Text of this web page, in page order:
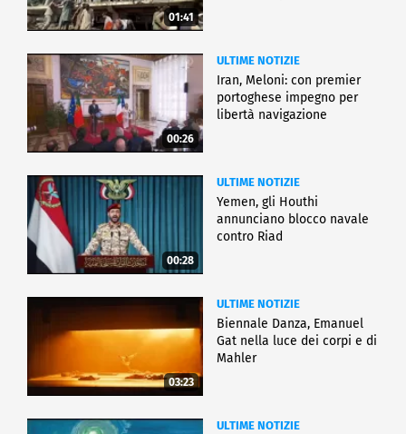
01:41
00:26
ULTIME NOTIZIE
Iran, Meloni: con premier
portoghese impegno per
libertà navigazione
00:28
ULTIME NOTIZIE
Yemen, gli Houthi
annunciano blocco navale
contro Riad
03:23
ULTIME NOTIZIE
Biennale Danza, Emanuel
Gat nella luce dei corpi e di
Mahler
ULTIME NOTIZIE